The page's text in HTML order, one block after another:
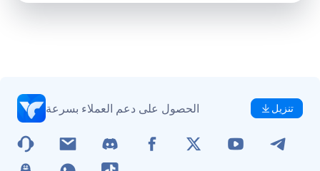
الحصول على دعم العملاء بسرعة تنزيل